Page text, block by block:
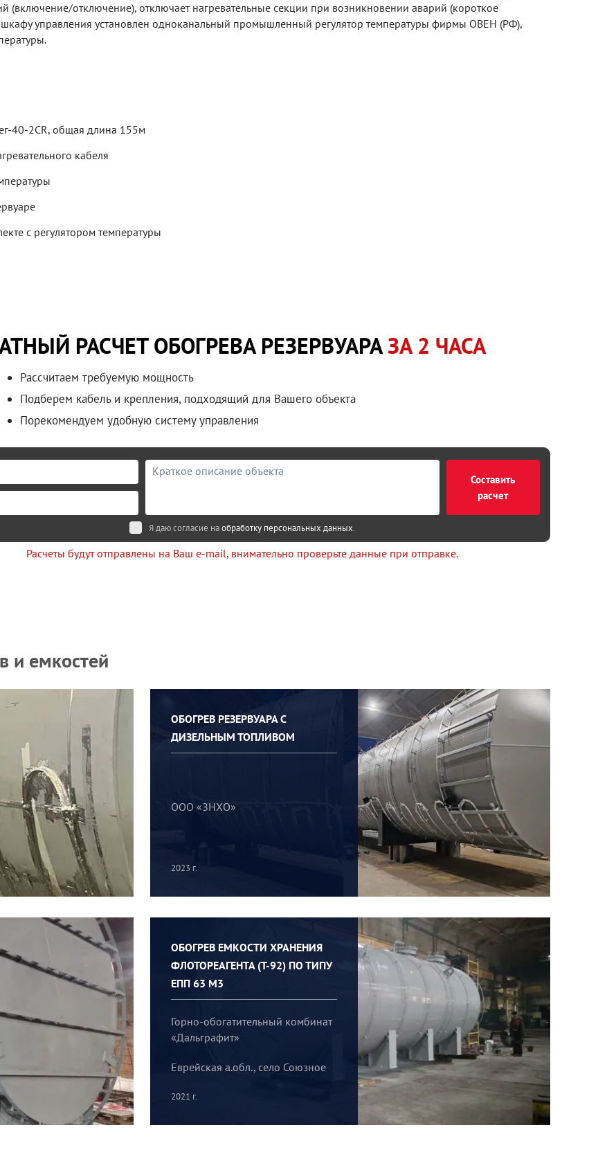
(включение/отключение), отключает нагревательные секции при возникновении аварий (короткое
управления установлен одноканальный промышленный регулятор температуры фирмы ОВЕН (РФ),
40-2CR, общая длина 155м
кабеля
с регулятором температуры
РАСЧЕТ ОБОГРЕВА РЕЗЕРВУАРАЗА 2 ЧАСА
Рассчитаем требуемую мощность
Подберем кабель и крепления, подходящий для Вашего объекта
Порекомендуем удобную систему управления
Составить
расчет
Я даю согласие наобработку персональных данных.
Расчеты будут отправлены на Ваш e-mail, внимательно проверьте данные при отправке.
и емкостей
ОБОГРЕВ РЕЗЕРВУАРА С
ДИЗЕЛЬНЫМ ТОПЛИВОМ
ООО «ЗНХО»
2023 г.
ОБОГРЕВ ЕМКОСТИ ХРАНЕНИЯ
ФЛОТОРЕАГЕНТА (Т-92) ПО ТИПУ
ЕПП 63 М3
Горно-обогатительный комбинат
«Дальграфит»
Еврейская а.обл., село Союзное
2021 г.